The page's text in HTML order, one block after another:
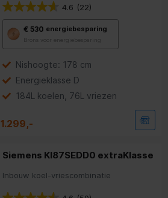
4.6 (22)
€ 530 energiebesparing
Brons voor energiebesparing
deze
Youreko’s
voor
energiebesparing.
Nishoogte: 178 cm
Energieklasse D
184L koelen, 76L vriezen
1.299,-
Siemens KI87SEDD0 extraKlasse
Inbouw koel-vriescombinatie